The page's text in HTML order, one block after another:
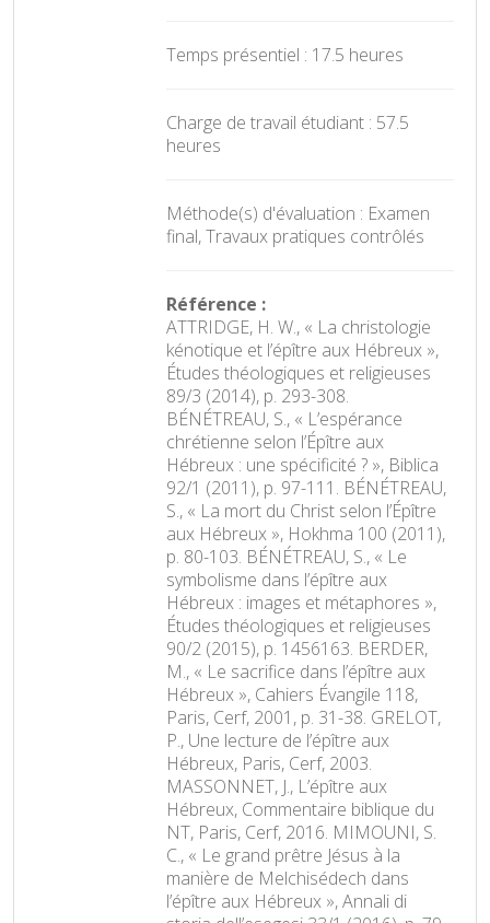
Temps présentiel : 17.5 heures
Charge de travail étudiant : 57.5
heures
Méthode(s) d'évaluation : Examen
final, Travaux pratiques contrôlés
Référence :
ATTRIDGE, H. W., « La christologie
kénotique et l’épître aux Hébreux »,
Études théologiques et religieuses
89/3 (2014), p. 293-308.
BÉNÉTREAU, S., « L’espérance
chrétienne selon l’Épître aux
Hébreux : une spécificité ? », Biblica
92/1 (2011), p. 97-111. BÉNÉTREAU,
S., « La mort du Christ selon l’Épître
aux Hébreux », Hokhma 100 (2011),
p. 80-103. BÉNÉTREAU, S., « Le
symbolisme dans l’épître aux
Hébreux : images et métaphores »,
Études théologiques et religieuses
90/2 (2015), p. 1456163. BERDER,
M., « Le sacrifice dans l’épître aux
Hébreux », Cahiers Évangile 118,
Paris, Cerf, 2001, p. 31-38. GRELOT,
P., Une lecture de l’épître aux
Hébreux, Paris, Cerf, 2003.
MASSONNET, J., L’épître aux
Hébreux, Commentaire biblique du
NT, Paris, Cerf, 2016. MIMOUNI, S.
C., « Le grand prêtre Jésus à la
manière de Melchisédech dans
l’épître aux Hébreux », Annali di